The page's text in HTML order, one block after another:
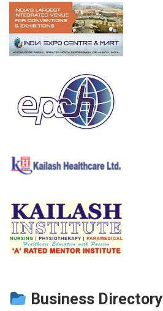
Business Directory